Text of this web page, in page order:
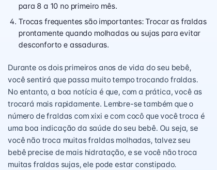
para 8 a 10 no primeiro mês.
Trocas frequentes são importantes: Trocar as fraldas
prontamente quando molhadas ou sujas para evitar
desconforto e assaduras.
Durante os dois primeiros anos de vida do seu bebê,
você sentirá que passa muito tempo trocando fraldas.
No entanto, a boa notícia é que, com a prática, você as
trocará mais rapidamente. Lembre-se também que o
número de fraldas com xixi e com cocô que você troca é
uma boa indicação da saúde do seu bebê. Ou seja, se
você não troca muitas fraldas molhadas, talvez seu
bebê precise de mais hidratação, e se você não troca
muitas fraldas sujas, ele pode estar constipado.